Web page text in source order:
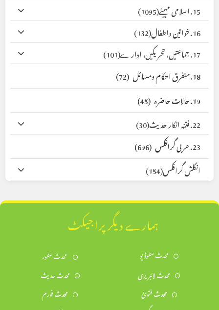
15. اسلامی مہینے
(1095)
16. خواتین واطفال
(132)
17. جماعتیں، تحریکیں، ادارے
(101)
18. متفرق احکام ومسائل
(72)
19. حالات حاضرہ
(45)
22. فتنہ انکار حدیث
(30)
23. عربی گرافکس
(696)
انگلش گرافکس(154)
ہمارے دیگر پراجیکٹ
محدث سٹوڈیو
محدث سٹور
محدث لائبریری
محدث حدیث
محدث فتویٰ
محدث فورم